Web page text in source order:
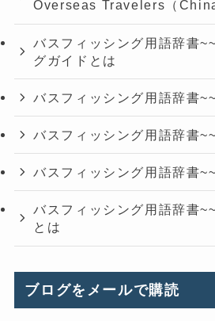
Overseas Travelers（China
バスフィッシング用語辞書
グガイドとは
バスフィッシング用語辞書
バスフィッシング用語辞書
バスフィッシング用語辞書
バスフィッシング用語辞書
とは
ブログをメールで購読